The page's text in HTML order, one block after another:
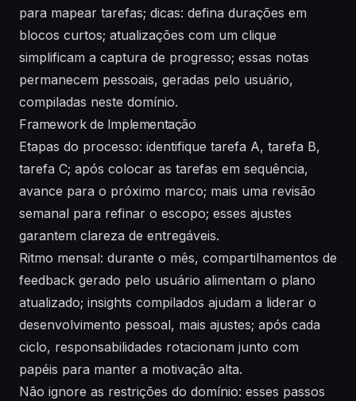
para mapear tarefas; dicas: defina durações em
blocos curtos; atualizações com um clique
simplificam a captura de progresso; essas notas
permanecem pessoais, geradas pelo usuário,
compiladas neste domínio.
Framework de Implementação
Etapas do processo: identifique tarefa A, tarefa B,
tarefa C; após colocar as tarefas em sequência,
avance para o próximo marco; mais uma revisão
semanal para refinar o escopo; esses ajustes
garantem clareza de entregáveis.
Ritmo mensal: durante o mês, compartilhamentos de
feedback gerado pelo usuário alimentam o plano
atualizado; insights compilados ajudam a liderar o
desenvolvimento pessoal, mais ajustes; após cada
ciclo, responsabilidades rotacionam junto com
papéis para manter a motivação alta.
Não ignore as restrições do domínio: esses passos